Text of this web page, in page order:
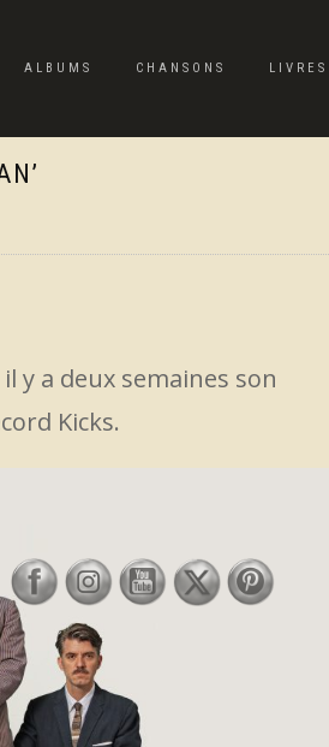
ALBUMS CHANSONS LIVRES
y a deux semaines son
Kicks.